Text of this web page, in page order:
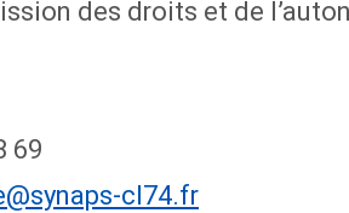
des droits et de
69
cl74.fr